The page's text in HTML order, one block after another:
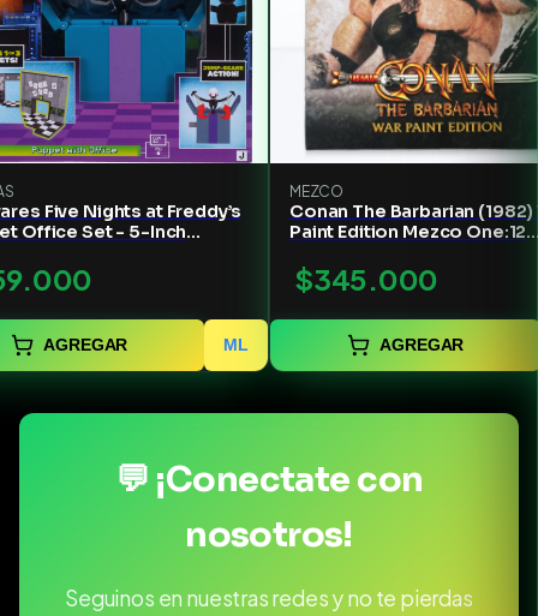
Five Nights at Freddy’s
Office Set - 5-Inch
Feature Glow-in-
and Optical
AGREGAR ML
MEZCO
Conan The Barbarian (1982)
Paint Edition Mezco One:12
$345.000
AGREGAR
💬 ¡Conectate con
nosotros!
Seguinos en nuestras redes y no te pierdas